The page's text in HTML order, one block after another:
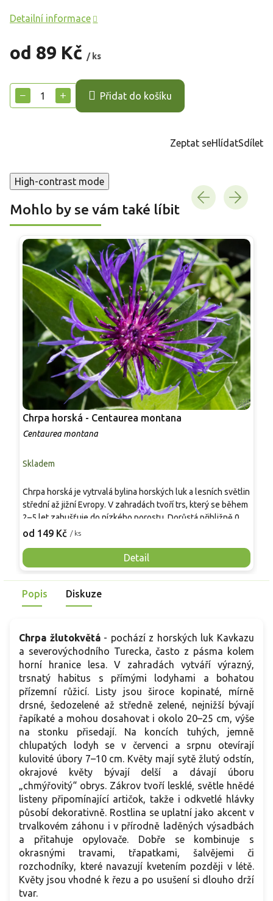
od 89 Kč / ks
cena:
+
− Přidat do košíku
Detailní informace
Zeptat seHlídatSdílet
High-contrast mode
Mohlo by se vám také líbit
Chrpa horská - Centaurea montana
Centaurea montana
Skladem
od 149 Kč / ks
Detail
Chrpa horská je vytrvalá bylina horských luk a lesních světlin
střední až jižní Evropy. V zahradách tvoří trs, který se během
2–5 let zahušťuje do nízkého porostu. Dorůstá přibližně 0,4–
0,6 m a rozrůstá se na 0,5–0,8 m, proto se hodí do lemů a
cm, šedozelené a jemně plstnaté. Od konce května do
července nese na lodyhách 30–60 cm jednotlivé úbory 5–7
cm, sytě modré s růžově fialovým středem. Je včelomilná,
květy jsou vhodné k řezu, bez výrazné vůně.
Popis Diskuze
Chrpa žlutokvětá- pochází z horských luk Kavkazu
a severovýchodního Turecka, často z pásma kolem
horní hranice lesa. V zahradách vytváří výrazný,
trsnatý habitus s přímými lodyhami a bohatou
přízemní růžicí. Listy jsou široce kopinaté, mírně
drsné, šedozelené až středně zelené, nejnižší bývají
řapíkaté a mohou dosahovat i okolo 20–25 cm, výše
na stonku přisedají. Na koncích tuhých, jemně
chlupatých lodyh se v červenci a srpnu otevírají
kulovité úbory 7–10 cm. Květy mají sytě žlutý odstín,
okrajové květy bývají delší a dávají úboru
„chmýřovitý“ obrys. Zákrov tvoří lesklé, světle hnědé
listeny připomínající artičok, takže i odkvetlé hlávky
působí dekorativně. Rostlina se uplatní jako akcent v
trvalkovém záhonu i v přírodně laděných výsadbách
a přitahuje opylovače. Dobře se kombinuje s
okrasnými travami, třapatkami, šalvějemi či
rozchodníky, které navazují kvetením později v létě.
Květy jsou vhodné k řezu a po usušení si dlouho drží
tvar.